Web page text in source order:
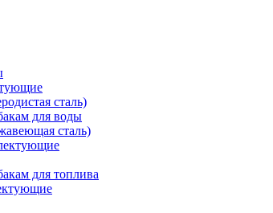
сталь)
для воды
сталь)
для топлива